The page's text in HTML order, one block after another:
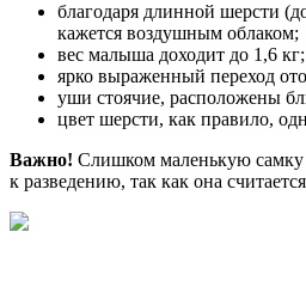
благодаря длинной шерсти
кажется воздушным облаком;
вес малыша доходит до 1,6 кг;
ярко выраженный переход
уши стоячие, расположены
цвет шерсти, как правило,
Важно! Слишком маленькую самку
к разведению, так как она